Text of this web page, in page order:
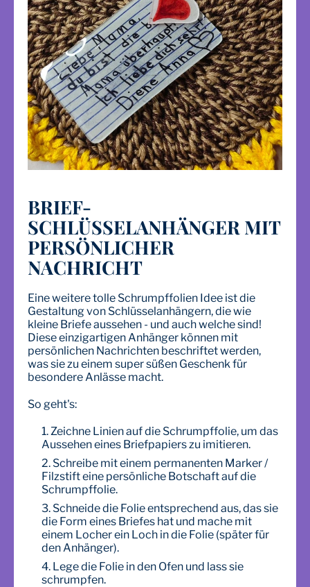
BRIEF-
SCHLÜSSELANHÄNGER MIT
PERSÖNLICHER
NACHRICHT
Eine weitere tolle Schrumpffolien Idee ist die
Gestaltung von Schlüsselanhängern, die wie
kleine Briefe aussehen - und auch welche sind!
Diese einzigartigen Anhänger können mit
persönlichen Nachrichten beschriftet werden,
was sie zu einem super süßen Geschenk für
besondere Anlässe macht.
So geht's:
Zeichne Linien auf die Schrumpffolie, um das
Aussehen eines Briefpapiers zu imitieren.
Schreibe mit einem permanenten Marker /
Filzstift eine persönliche Botschaft auf die
Schrumpffolie.
Schneide die Folie entsprechend aus, das sie
die Form eines Briefes hat und mache mit
einem Locher ein Loch in die Folie (später für
den Anhänger).
Lege die Folie in den Ofen und lass sie
schrumpfen.